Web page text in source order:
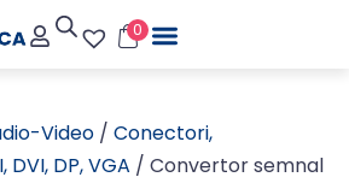
0
Video / Conectori,
DVI, DP, VGA / Convertor semnal